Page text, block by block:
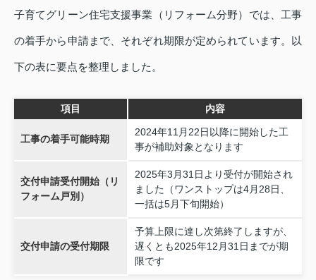
子育てグリーン住宅支援事業（リフォーム分野）では、工事
の着手から申請まで、それぞれ期限が定められています。以
下の表に要点を整理しました。
項目 内容
工事の着手可能時期
2024年11月22日以降に開始した工
事が補助対象となります
交付申請受付開始（リ
フォーム戸別）
2025年3月31日より受付が開始され
ました（ワンストップは4月28日、
一括は5月下旬開始）
交付申請の受付期限
予算上限に達し次第終了しますが、
遅くとも2025年12月31日までが期
限です